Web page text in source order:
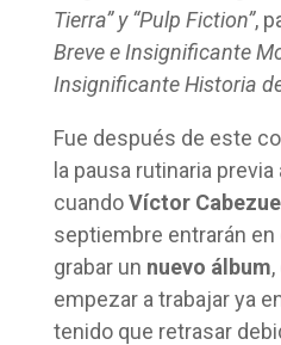
Tierra” y “Pulp Fiction”,
Breve e Insignificante
Insignificante Historia
Fue después de este
la pausa rutinaria
cuandoVíctor
septiembre entrarán en
grabar un nuevo álbum
empezar a trabajar ya
tenido que retrasar